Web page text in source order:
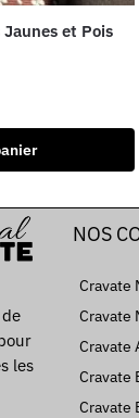
et Pois
les
NOS
Cravate
Cravate
Cravate
Cravate
Cravate